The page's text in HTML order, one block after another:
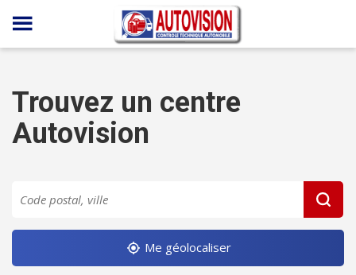
Panneau de gestion des cookies
Trouvez un centre
Autovision
Me géolocaliser